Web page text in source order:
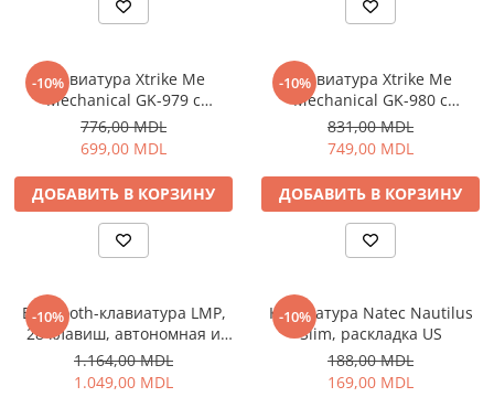
-10%
Клавиатура Xtrike Me
Mechanical GK-979 с
проводным подключением
776,00 MDL
699,00 MDL
ДОБАВИТЬ В КОРЗИНУ
-10%
Клавиатура Xtrike Me
Mechanical GK-980 с
проводным подключением
EN
831,00 MDL
749,00 MDL
ДОБАВИТЬ В КОРЗИНУ
-10%
Bluetooth-клавиатура LMP,
28 клавиш, автономная и
подключаемая к
беспроводной клавиатуре
Apple, OS X
1.164,00 MDL
1.049,00 MDL
-10%
Клавиатура Natec Nautilus
Slim, раскладка US
188,00 MDL
169,00 MDL